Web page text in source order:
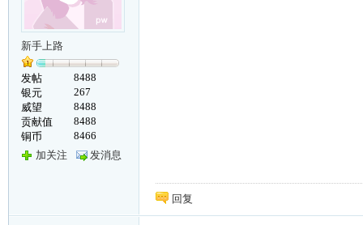
新手上路
发帖
8488
银元
267
威望
8488
贡献值
8488
铜币
8466
加关注
发消息
回复